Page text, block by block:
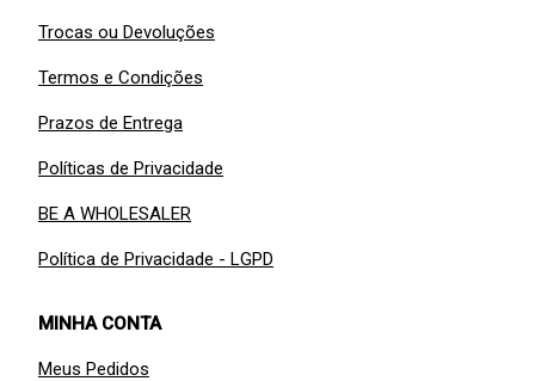
Trocas ou Devoluções
Termos e Condições
Prazos de Entrega
Políticas de Privacidade
BE A WHOLESALER
Política de Privacidade - LGPD
MINHA CONTA
Meus Pedidos